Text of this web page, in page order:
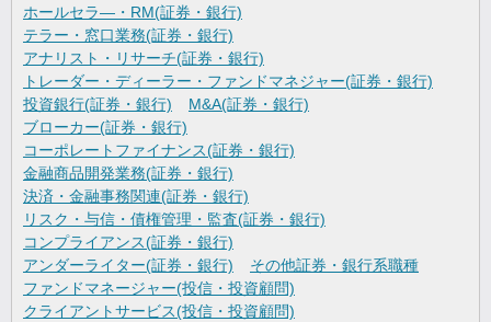
ホールセラ―・RM(証券・銀行)
テラー・窓口業務(証券・銀行)
アナリスト・リサーチ(証券・銀行)
トレーダー・ディーラー・ファンドマネジャー(証券・銀行)
投資銀行(証券・銀行)
M&A(証券・銀行)
ブローカー(証券・銀行)
コーポレートファイナンス(証券・銀行)
金融商品開発業務(証券・銀行)
決済・金融事務関連(証券・銀行)
リスク・与信・債権管理・監査(証券・銀行)
コンプライアンス(証券・銀行)
アンダーライター(証券・銀行)
その他証券・銀行系職種
ファンドマネージャー(投信・投資顧問)
クライアントサービス(投信・投資顧問)